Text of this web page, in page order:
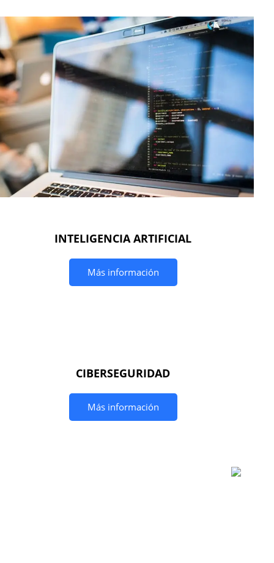
INTELIGENCIA ARTIFICIAL
Más información
CIBERSEGURIDAD
Más información